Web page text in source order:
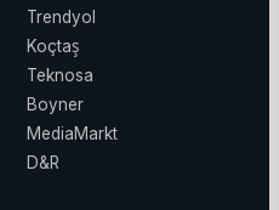
Trendyol
Koçtaş
Teknosa
Boyner
MediaMarkt
D&R